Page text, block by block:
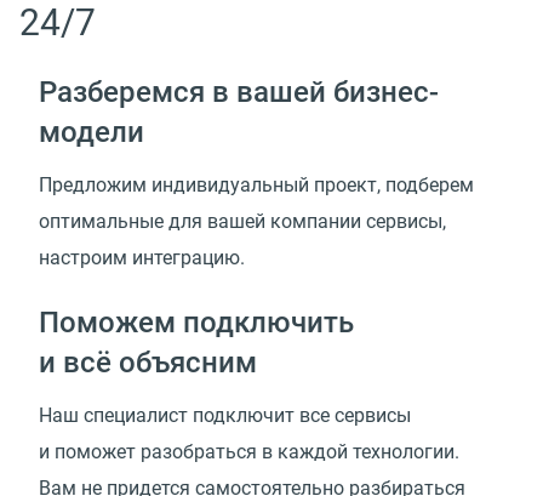
24/7
Разберемся в вашей бизнес-
модели
Предложим индивидуальный проект, подберем
оптимальные для вашей компании сервисы,
настроим интеграцию.
Поможем подключить
и всё объясним
Наш специалист подключит все сервисы
и поможет разобраться в каждой технологии.
Вам не придется самостоятельно разбираться